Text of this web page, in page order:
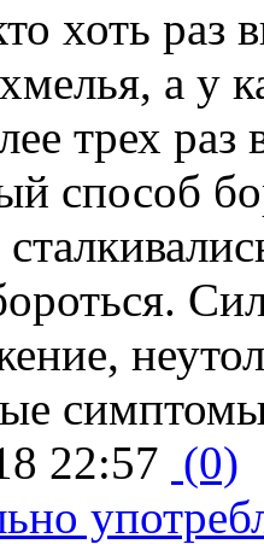
хоть раз
а у
трех
способ
22:57 (0)